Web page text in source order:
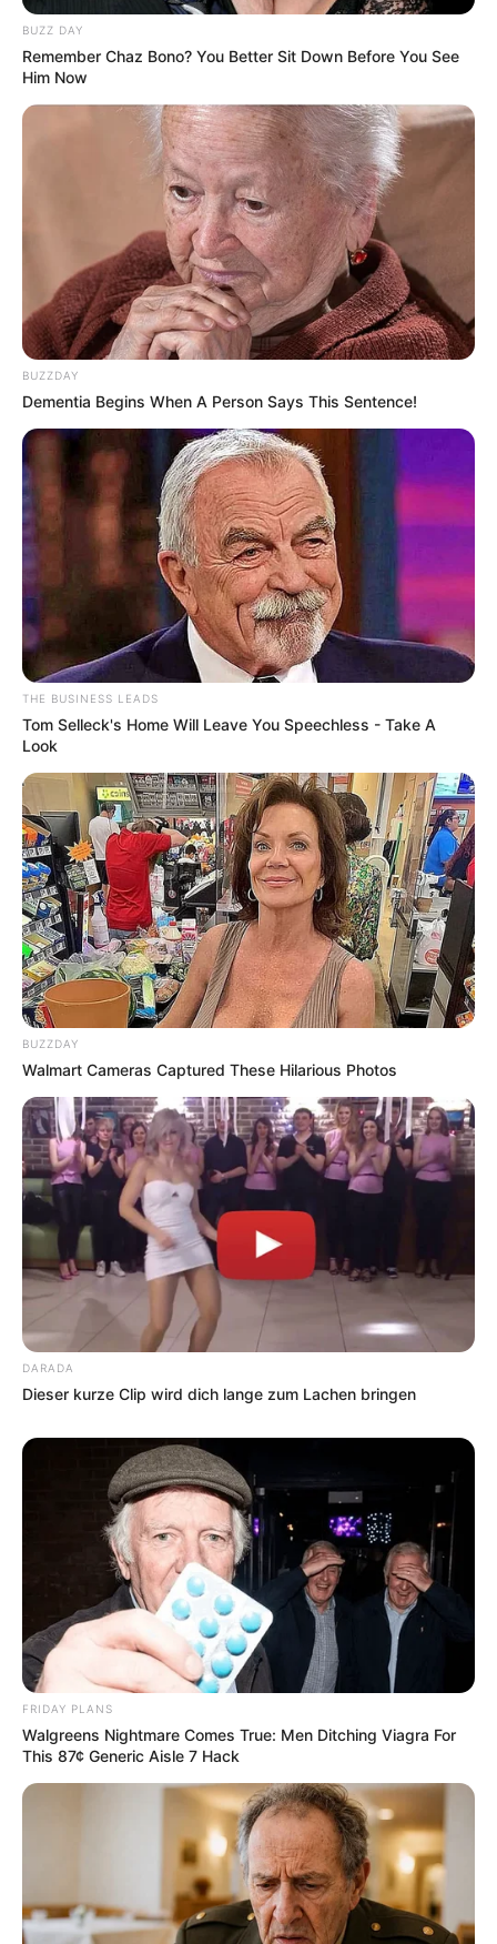
Categories
Rezepte
9 Arten von Hortensien: Ein Leitfaden für
jeden Garten
Griechischer Hähnchen-Tzatziki-Pasta-Salat
Search
Search
All
BUZZ DAY
Remember Chaz Bono? You Better Sit Down Before You See
Him Now
BUZZDAY
Dementia Begins When A Person Says This Sentence!
THE BUSINESS LEADS
Tom Selleck's Home Will Leave You Speechless - Take A
Look
BUZZDAY
Walmart Cameras Captured These Hilarious Photos
DARADA
Dieser kurze Clip wird dich lange zum Lachen bringen
FRIDAY PLANS
Walgreens Nightmare Comes True: Men Ditching Viagra For
This 87¢ Generic Aisle 7 Hack